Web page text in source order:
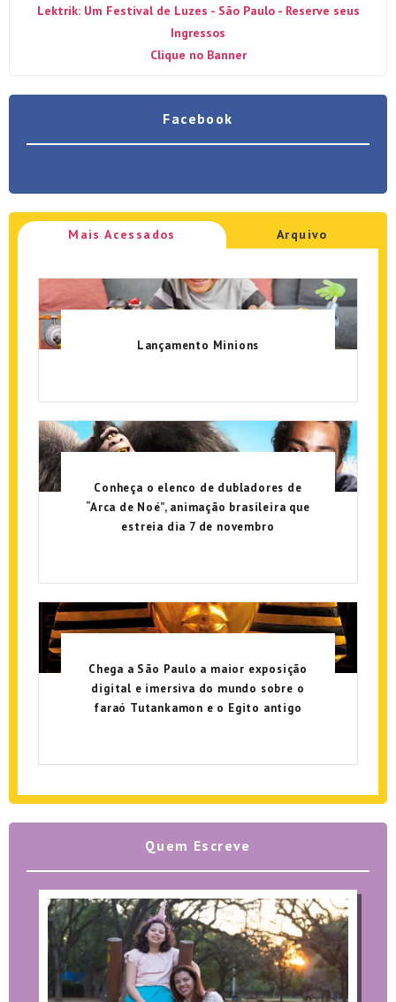
Lektrik: Um Festival de Luzes - São Paulo - Reserve seus
Ingressos
Clique no Banner
Facebook
Mais Acessados Arquivo
Lançamento Minions
Conheça o elenco de dubladores de
“Arca de Noé”, animação brasileira que
estreia dia 7 de novembro
Chega a São Paulo a maior exposição
digital e imersiva do mundo sobre o
faraó Tutankamon e o Egito antigo
Quem Escreve